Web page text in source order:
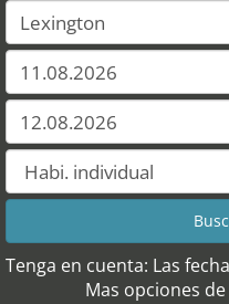
Tenga en cuenta: Las
Mas opciones